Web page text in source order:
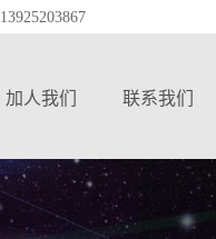
13925203867
加人我们 联系我们